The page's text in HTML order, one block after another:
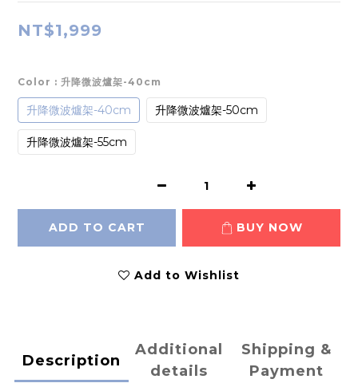
NT$1,999
Color : 升降微波爐架-40cm
升降微波爐架-40cm 升降微波爐架-50cm
升降微波爐架-55cm
ADD TO CART BUY NOW
Add to Wishlist
Description
Additional
details
Shipping &
Payment